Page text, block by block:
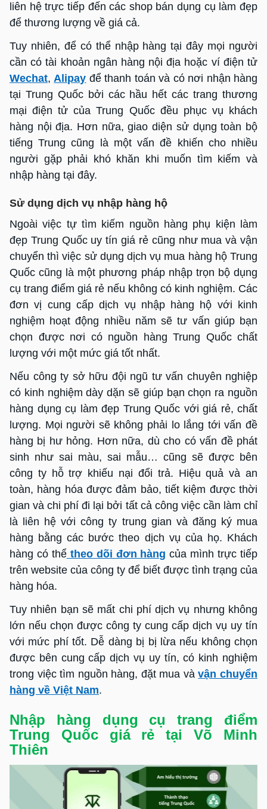
liên hệ trực tiếp đến các shop bán dụng cụ làm đẹp
để thương lượng về giá cả.
Tuy nhiên, để có thể nhập hàng tại đây mọi người
cần có tài khoản ngân hàng nội địa hoặc ví điện tử
Wechat,Alipay để thanh toán và có nơi nhận hàng
tại Trung Quốc bởi các hầu hết các trang thương
mại điện tử của Trung Quốc đều phục vụ khách
hàng nội địa. Hơn nữa, giao diện sử dụng toàn bộ
tiếng Trung cũng là một vấn đề khiến cho nhiều
người gặp phải khó khăn khi muốn tìm kiếm và
nhập hàng tại đây.
Sử dụng dịch vụ nhập hàng hộ
Ngoài việc tự tìm kiếm nguồn hàng phụ kiện làm
đẹp Trung Quốc uy tín giá rẻ cũng như mua và vận
chuyển thì việc sử dụng dịch vụ mua hàng hộ Trung
Quốc cũng là một phương pháp nhập trọn bộ dụng
cụ trang điểm giá rẻ nếu không có kinh nghiệm. Các
đơn vị cung cấp dịch vụ nhập hàng hộ với kinh
nghiệm hoạt động nhiều năm sẽ tư vấn giúp bạn
chọn được nơi có nguồn hàng Trung Quốc chất
lượng với một mức giá tốt nhất.
Nếu công ty sở hữu đội ngũ tư vấn chuyên nghiệp
có kinh nghiệm dày dặn sẽ giúp bạn chọn ra nguồn
hàng dụng cụ làm đẹp Trung Quốc với giá rẻ, chất
lượng. Mọi người sẽ không phải lo lắng tới vấn đề
hàng bị hư hỏng. Hơn nữa, dù cho có vấn đề phát
sinh như sai màu, sai mẫu… cũng sẽ được bên
công ty hỗ trợ khiếu nại đổi trả. Hiệu quả và an
toàn, hàng hóa được đảm bảo, tiết kiệm được thời
gian và chi phí đi lại bởi tất cả công việc cần làm chỉ
là liên hệ với công ty trung gian và đăng ký mua
hàng bằng các bước theo dịch vụ của họ. Khách
hàng có thểtheo dõi đơn hàng của mình trực tiếp
trên website của công ty để biết được tình trạng của
hàng hóa.
Tuy nhiên bạn sẽ mất chi phí dịch vụ nhưng không
lớn nếu chọn được công ty cung cấp dịch vụ uy tín
với mức phí tốt. Dễ dàng bị bị lừa nếu không chọn
được bên cung cấp dịch vụ uy tín, có kinh nghiệm
trong việc tìm nguồn hàng, đặt mua vàvận chuyển
hàng về Việt Nam.
Nhập hàng dụng cụ trang điểm
Trung Quốc giá rẻ tại Võ Minh
Thiên